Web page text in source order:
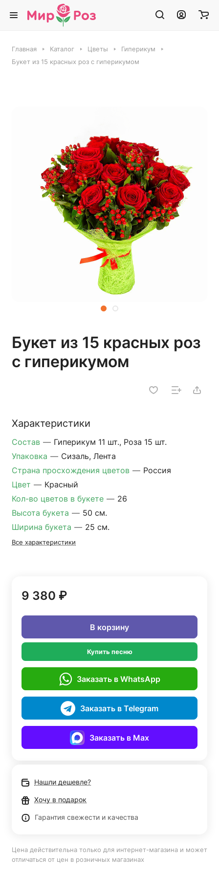
Главная Каталог Цветы
Гиперикум
Букет из 15 красных роз с гиперикумом
Букет из 15 красных роз
с гиперикумом
Характеристики
Состав — Гиперикум 11 шт., Роза 15 шт.
Упаковка — Сизаль, Лента
Страна просхождения цветов — Россия
Цвет — Красный
Кол-во цветов в букете — 26
Высота букета — 50 см.
Ширина букета — 25 см.
Все характеристики
9 380 ₽
В корзину
Купить песню
Заказать в WhatsApp
Заказать в Telegram
Заказать в Max
Нашли дешевле?
Хочу в подарок
Гарантия свежести и качества
Цена действительна только для интернет-магазина и может
отличаться от цен в розничных магазинах